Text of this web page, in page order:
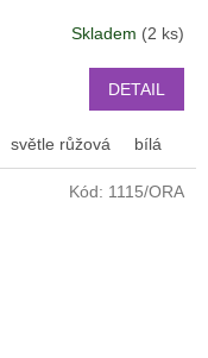
Skladem (2 ks)
DETAIL
světle růžová bílá
Kód: 1115/ORA